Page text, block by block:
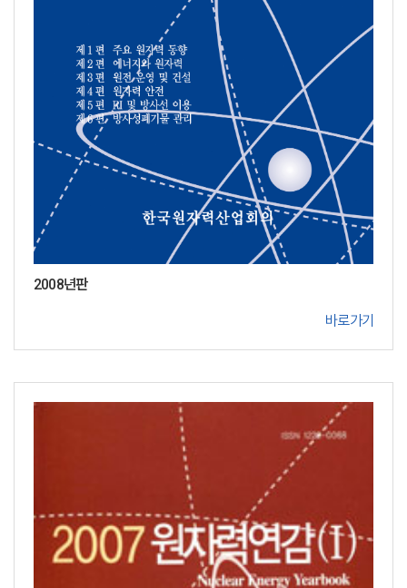
2008년판
바로가기